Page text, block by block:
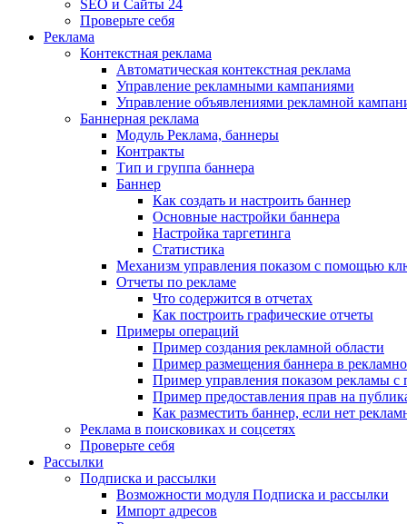
SEO и Сайты 24
Проверьте себя
Реклама
Контекстная реклама
Автоматическая контекстная реклама
Управление рекламными кампаниями
Управление объявлениями рекламной
Баннерная реклама
Модуль Реклама, баннеры
Контракты
Тип и группа баннера
Баннер
Как создать и настроить баннер
Основные настройки баннера
Настройка таргетинга
Статистика
Механизм управления показом с помощью
Отчеты по рекламе
Что содержится в отчетах
Как построить графические отчеты
Примеры операций
Пример создания рекламной области
Пример размещения баннера в
Пример управления показом рекламы
Пример предоставления прав на
Как разместить баннер, если нет
Реклама в поисковиках и соцсетях
Проверьте себя
Рассылки
Подписка и рассылки
Возможности модуля Подписка и рассылки
Импорт адресов